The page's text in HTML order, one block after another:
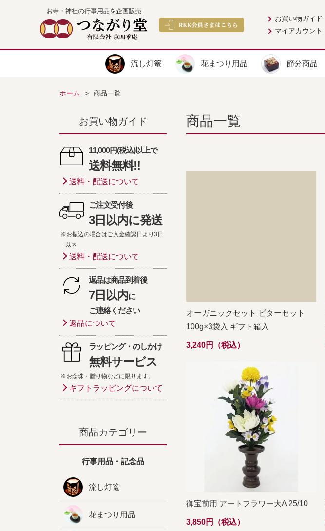
お寺・神社の行事用品を企画販売
お買い物ガイド
マイアカウント
流し灯篭 花まつり用品 節分商品
ホーム 商品一覧
商品一覧
オーガニックセット ビターセット
100g×3袋入 ギフト箱入
3,240円（税込）
御宝前用 アートフラワー大A 25/10
3,850円（税込）
お買い物ガイド
11,000円(税込)以上で
送料無料!!
送料・配送について
ご注文受付後
3日以内に発送
※お振込の場合はご入金確認日より3日
以内
送料・配送について
返品は商品到着後
7日以内に
ご連絡ください
返品について
ラッピング・のしかけ
無料サービス
※お念珠・贈り物などに限ります。
ギフトラッピングについて
商品カテゴリー
行事用品・記念品
流し灯篭
花まつり用品